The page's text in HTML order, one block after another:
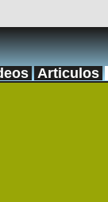
Articulos